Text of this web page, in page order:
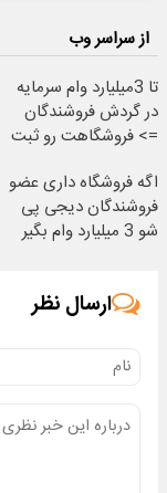
از سراسر وب
تا 3میلیارد وام سرمایه
در گردش فروشندگان
=> فروشگاهت رو ثبت
اگه فروشگاه داری عضو
فروشندگان دیجی پی
شو 3 میلیارد وام بگیر
ارسال نظر